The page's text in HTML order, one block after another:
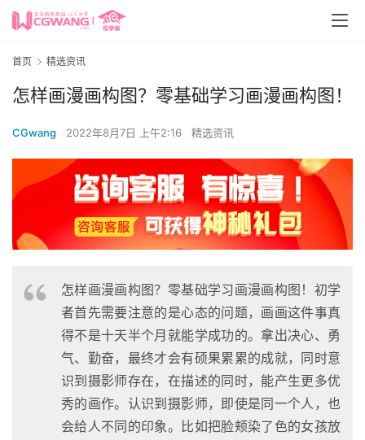
首页 精选资讯
怎样画漫画构图？零基础学习画漫画构图！
CGwang 2022年8月7日 上午2:16 精选资讯
怎样画漫画构图？零基础学习画漫画构图！初学
者首先需要注意的是心态的问题，画画这件事真
得不是十天半个月就能学成功的。拿出决心、勇
气、勤奋，最终才会有硕果累累的成就，同时意
识到摄影师存在，在描述的同时，能产生更多优
秀的画作。认识到摄影师，即使是同一个人，也
会给人不同的印象。比如把脸颊染了色的女孩放